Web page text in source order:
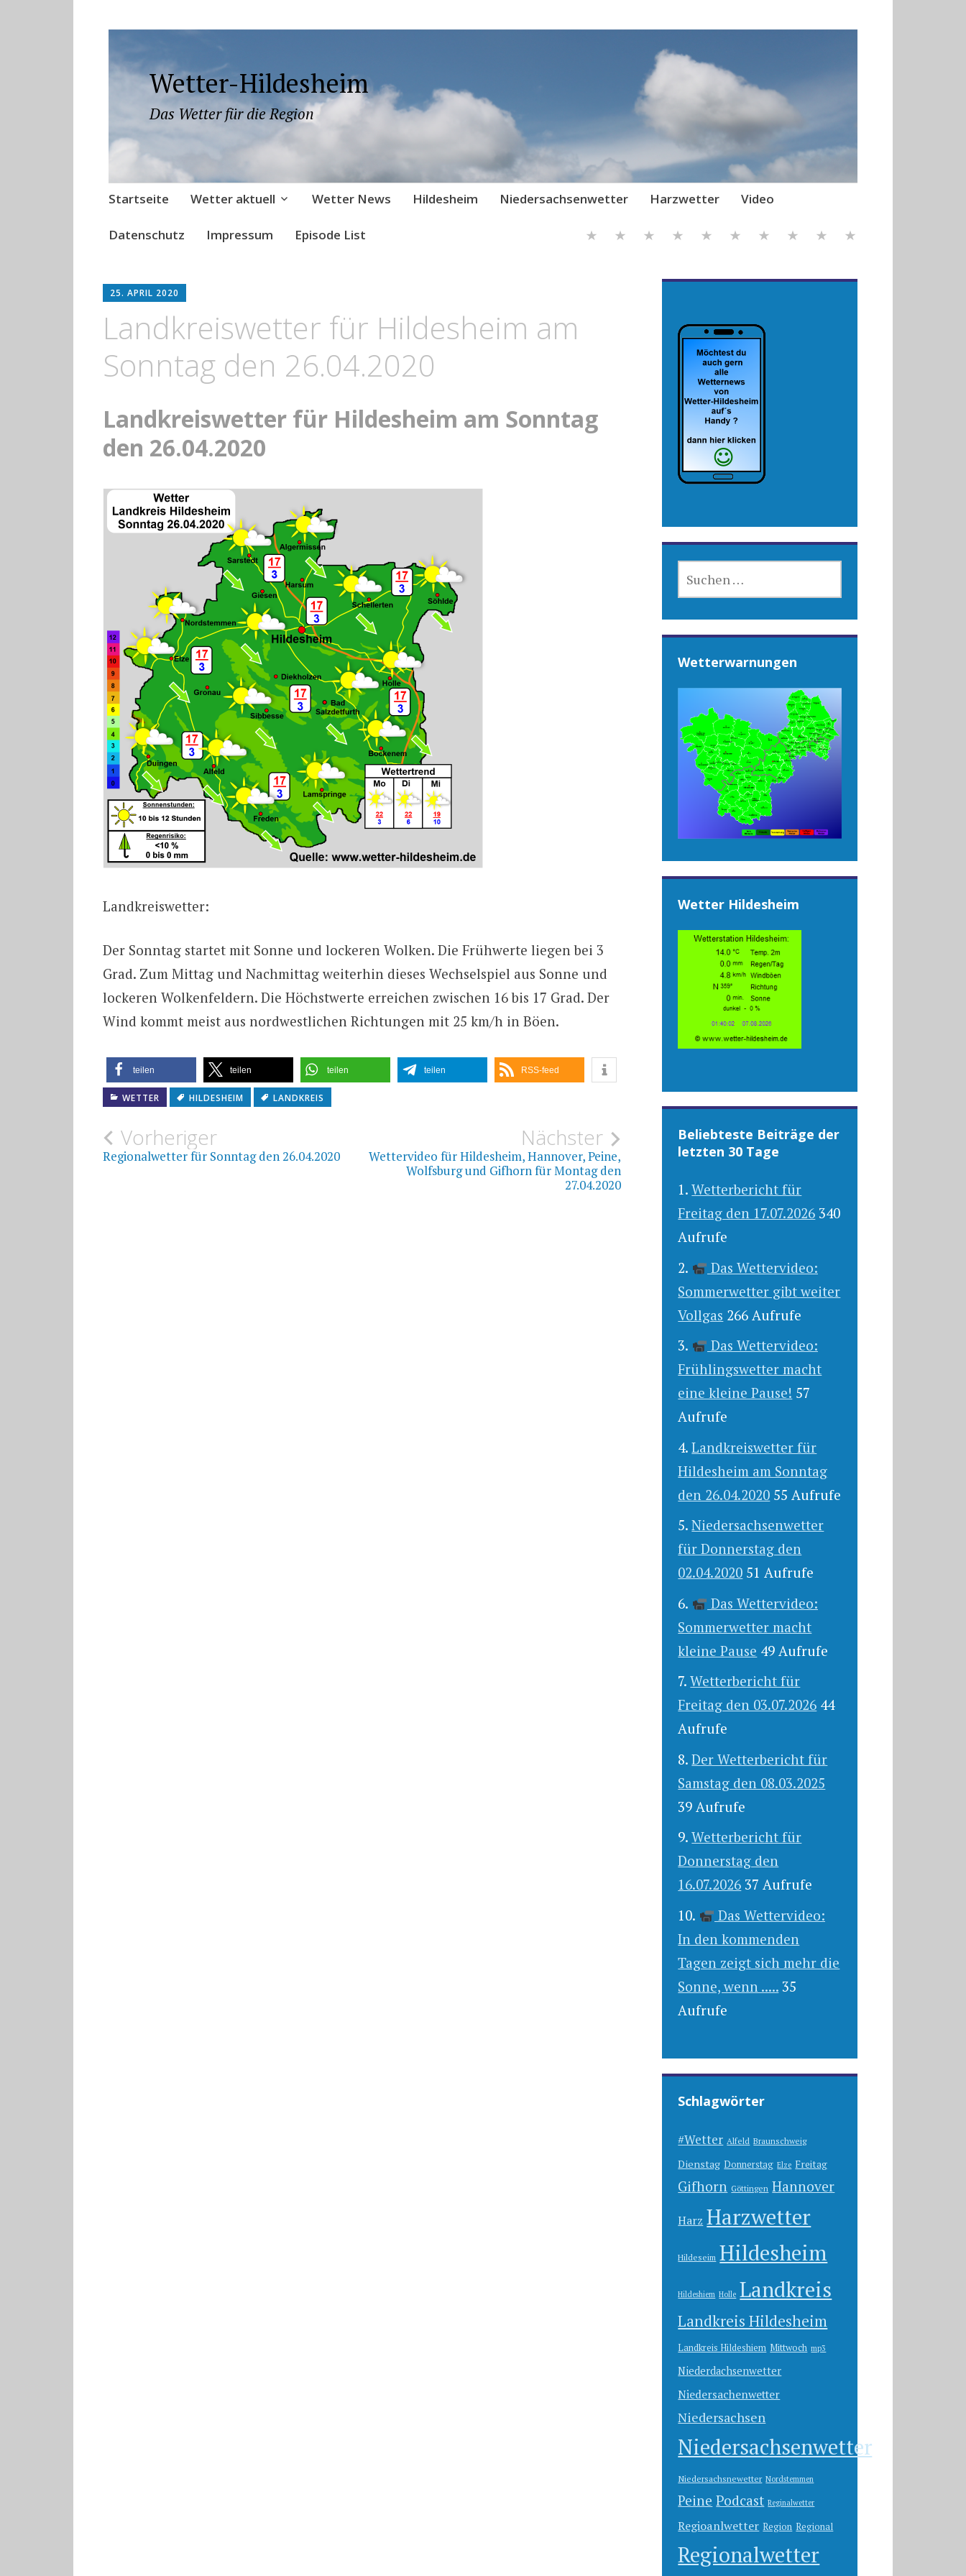
Wetter-Hildesheim
Das Wetter für die Region
Zum
springen
Startseite Wetter aktuell Wetter News Hildesheim Niedersachsenwetter Harzwetter Video
Datenschutz Impressum Episode List
25. APRIL 2020
Landkreiswetter für Hildesheim am
Sonntag den 26.04.2020
Landkreiswetter für Hildesheim am Sonntag
den 26.04.2020
Landkreiswetter:
Der Sonntag startet mit Sonne und lockeren Wolken. Die Frühwerte liegen bei 3
Grad. Zum Mittag und Nachmittag weiterhin dieses Wechselspiel aus Sonne und
lockeren Wolkenfeldern. Die Höchstwerte erreichen zwischen 16 bis 17 Grad. Der
Wind kommt meist aus nordwestlichen Richtungen mit 25 km/h in Böen.
teilen teilen teilen teilen RSS-feed
WETTER HILDESHEIM LANDKREIS
Beitragsnavigation
Vorheriger
Regionalwetter für Sonntag den 26.04.2020
Nächster
Wettervideo für Hildesheim, Hannover, Peine,
Wolfsburg und Gifhorn für Montag den
27.04.2020
NACH:
Wetterwarnungen
Wetter Hildesheim
Beliebteste Beiträge der
letzten 30 Tage
Wetterbericht für
Freitag den 17.07.2026 340
Aufrufe
Das Wettervideo:
Sommerwetter gibt weiter
Vollgas 266 Aufrufe
Das Wettervideo:
Frühlingswetter macht
eine kleine Pause! 57
Aufrufe
Landkreiswetter für
Hildesheim am Sonntag
den 26.04.2020 55 Aufrufe
Niedersachsenwetter
für Donnerstag den
02.04.2020 51 Aufrufe
Das Wettervideo:
Sommerwetter macht
kleine Pause 49 Aufrufe
Wetterbericht für
Freitag den 03.07.2026 44
Aufrufe
Der Wetterbericht für
Samstag den 08.03.2025
39 Aufrufe
Wetterbericht für
Donnerstag den
16.07.2026 37 Aufrufe
Das Wettervideo:
In den kommenden
Tagen zeigt sich mehr die
Sonne, wenn ..... 35
Aufrufe
Schlagwörter
#Wetter Alfeld Braunschweig
Dienstag Donnerstag Elze Freitag
Gifhorn Göttingen Hannover
Harz Harzwetter
Hildeseim Hildesheim
Hildeshiem Holle Landkreis
Landkreis Hildesheim
Landkreis Hildeshiem Mittwoch mp3
Niederdachsenwetter
Niedersachenwetter
Niedersachsen
Niedersachsenwetter
Niedersachsnewetter Nordstemmen
Peine Podcast Reginalwetter
Regioanlwetter Region Regional
Regionalwetter